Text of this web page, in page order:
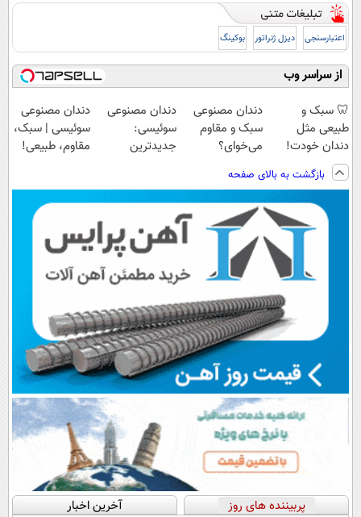
اعتبارسنجی دیزل ژنراتور بوکینگ
از سراسر وب
🦷 سبک و
طبیعی مثل
دندان خودت!
نصب آسان و
پرداخت اقساطی
💳 📍 تهران
دندان مصنوعی
سبک و مقاوم
می‌خوای؟
هم داریم!😍 |
📍تهران
دندان مصنوعی
سوئیسی:
جدیدترین
پرداخت قسطی
دندان مصنوعی
سوئیسی | سبک،
مقاوم، طبیعی!
اقساطی😍
بازگشت به بالای صفحه
پربیننده های روز آخرین اخبار